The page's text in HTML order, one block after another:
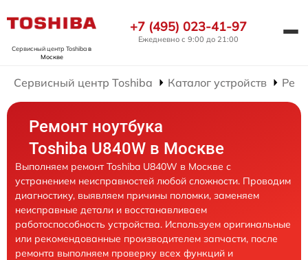
Сервисный центр Toshibaв
Москве
+7 (495) 023-41-97
Ежедневно с 9:00 до 21:00
Сервисный центр Toshiba Каталог устройств
Ремонт ноутбука
Toshiba U840W в Москве
Выполняем ремонт Toshiba U840W в Москве с
устранением неисправностей любой сложности. Проводим
диагностику, выявляем причины поломки, заменяем
неисправные детали и восстанавливаем
работоспособность устройства. Используем оригинальные
или рекомендованные производителем запчасти, после
ремонта выполняем проверку всех функций и